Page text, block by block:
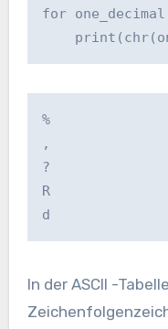
for
%
,
?
R
d
In der ASCII -